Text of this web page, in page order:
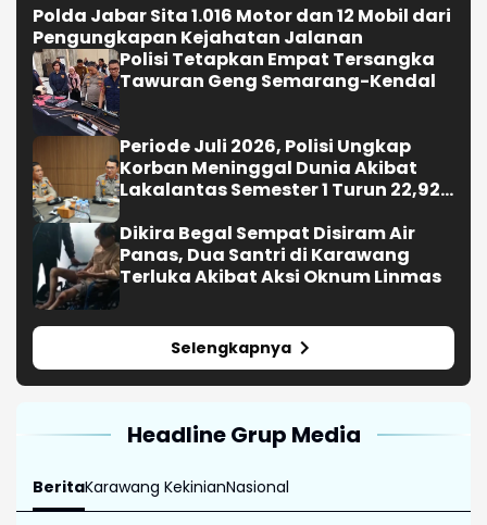
Polda Jabar Sita 1.016 Motor dan 12 Mobil dari
Pengungkapan Kejahatan Jalanan
Polisi Tetapkan Empat Tersangka
Tawuran Geng Semarang-Kendal
Periode Juli 2026, Polisi Ungkap
Korban Meninggal Dunia Akibat
Lakalantas Semester 1 Turun 22,92
Dikira Begal Sempat Disiram Air
Panas, Dua Santri di Karawang
Terluka Akibat Aksi Oknum Linmas
Selengkapnya
Headline Grup Media
BeritaKarawang KekinianNasional